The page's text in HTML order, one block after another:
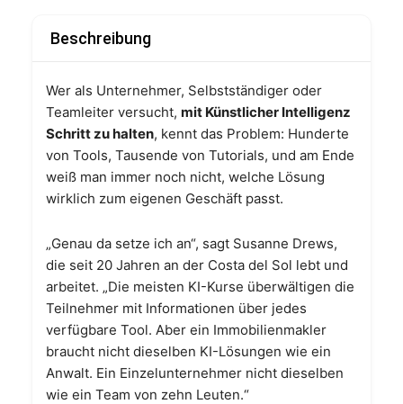
Beschreibung
Wer als Unternehmer, Selbstständiger oder
Teamleiter versucht, mit Künstlicher Intelligenz
Schritt zu halten, kennt das Problem: Hunderte
von Tools, Tausende von Tutorials, und am Ende
weiß man immer noch nicht, welche Lösung
wirklich zum eigenen Geschäft passt.
„Genau da setze ich an“, sagt Susanne Drews,
die seit 20 Jahren an der Costa del Sol lebt und
arbeitet. „Die meisten KI-Kurse überwältigen die
Teilnehmer mit Informationen über jedes
verfügbare Tool. Aber ein Immobilienmakler
braucht nicht dieselben KI-Lösungen wie ein
Anwalt. Ein Einzelunternehmer nicht dieselben
wie ein Team von zehn Leuten.“